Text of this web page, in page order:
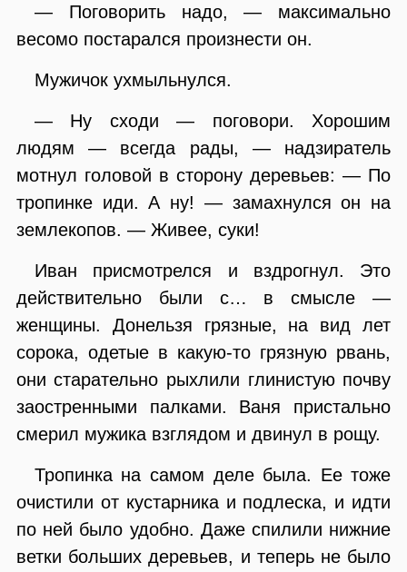
— Поговорить надо, — максимально
весомо постарался произнести он.
Мужичок ухмыльнулся.
— Ну сходи — поговори. Хорошим
людям — всегда рады, — надзиратель
мотнул головой в сторону деревьев: — По
тропинке иди. А ну! — замахнулся он на
землекопов. — Живее, суки!
Иван присмотрелся и вздрогнул. Это
действительно были с… в смысле —
женщины. Донельзя грязные, на вид лет
сорока, одетые в какую-то грязную рвань,
они старательно рыхлили глинистую почву
заостренными палками. Ваня пристально
смерил мужика взглядом и двинул в рощу.
Тропинка на самом деле была. Ее тоже
очистили от кустарника и подлеска, и идти
по ней было удобно. Даже спилили нижние
ветки больших деревьев, и теперь не было